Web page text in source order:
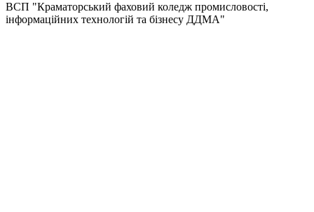
ВСП "Краматорський фаховий коледж промисловості,
інформаційних технологій та бізнесу ДДМА"